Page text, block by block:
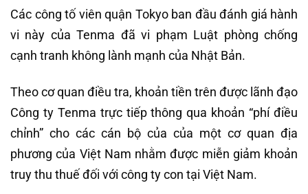
Các công tố viên quận Tokyo ban đầu đánh giá hành
vi này của Tenma đã vi phạm Luật phòng chống
cạnh tranh không lành mạnh của Nhật Bản.
Theo cơ quan điều tra, khoản tiền trên được lãnh đạo
Công ty Tenma trực tiếp thông qua khoản “phí điều
chỉnh” cho các cán bộ của của một cơ quan địa
phương của Việt Nam nhằm được miễn giảm khoản
truy thu thuế đối với công ty con tại Việt Nam.